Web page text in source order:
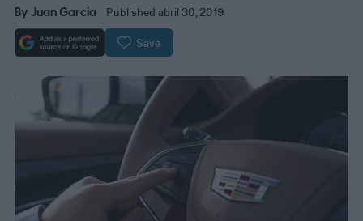
ByJuan Garcia Published abril 30, 2019
Save